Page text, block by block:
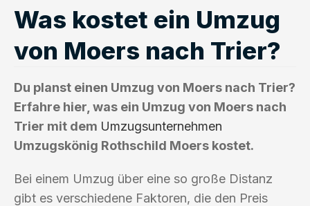
Was kostet ein Umzug
von Moers nach Trier?
Du planst einen Umzug von Moers nach Trier?
Erfahre hier, was ein Umzug von Moers nach
Trier mit dem Umzugsunternehmen
Umzugskönig Rothschild Moers kostet.
Bei einem Umzug über eine so große Distanz
gibt es verschiedene Faktoren, die den Preis